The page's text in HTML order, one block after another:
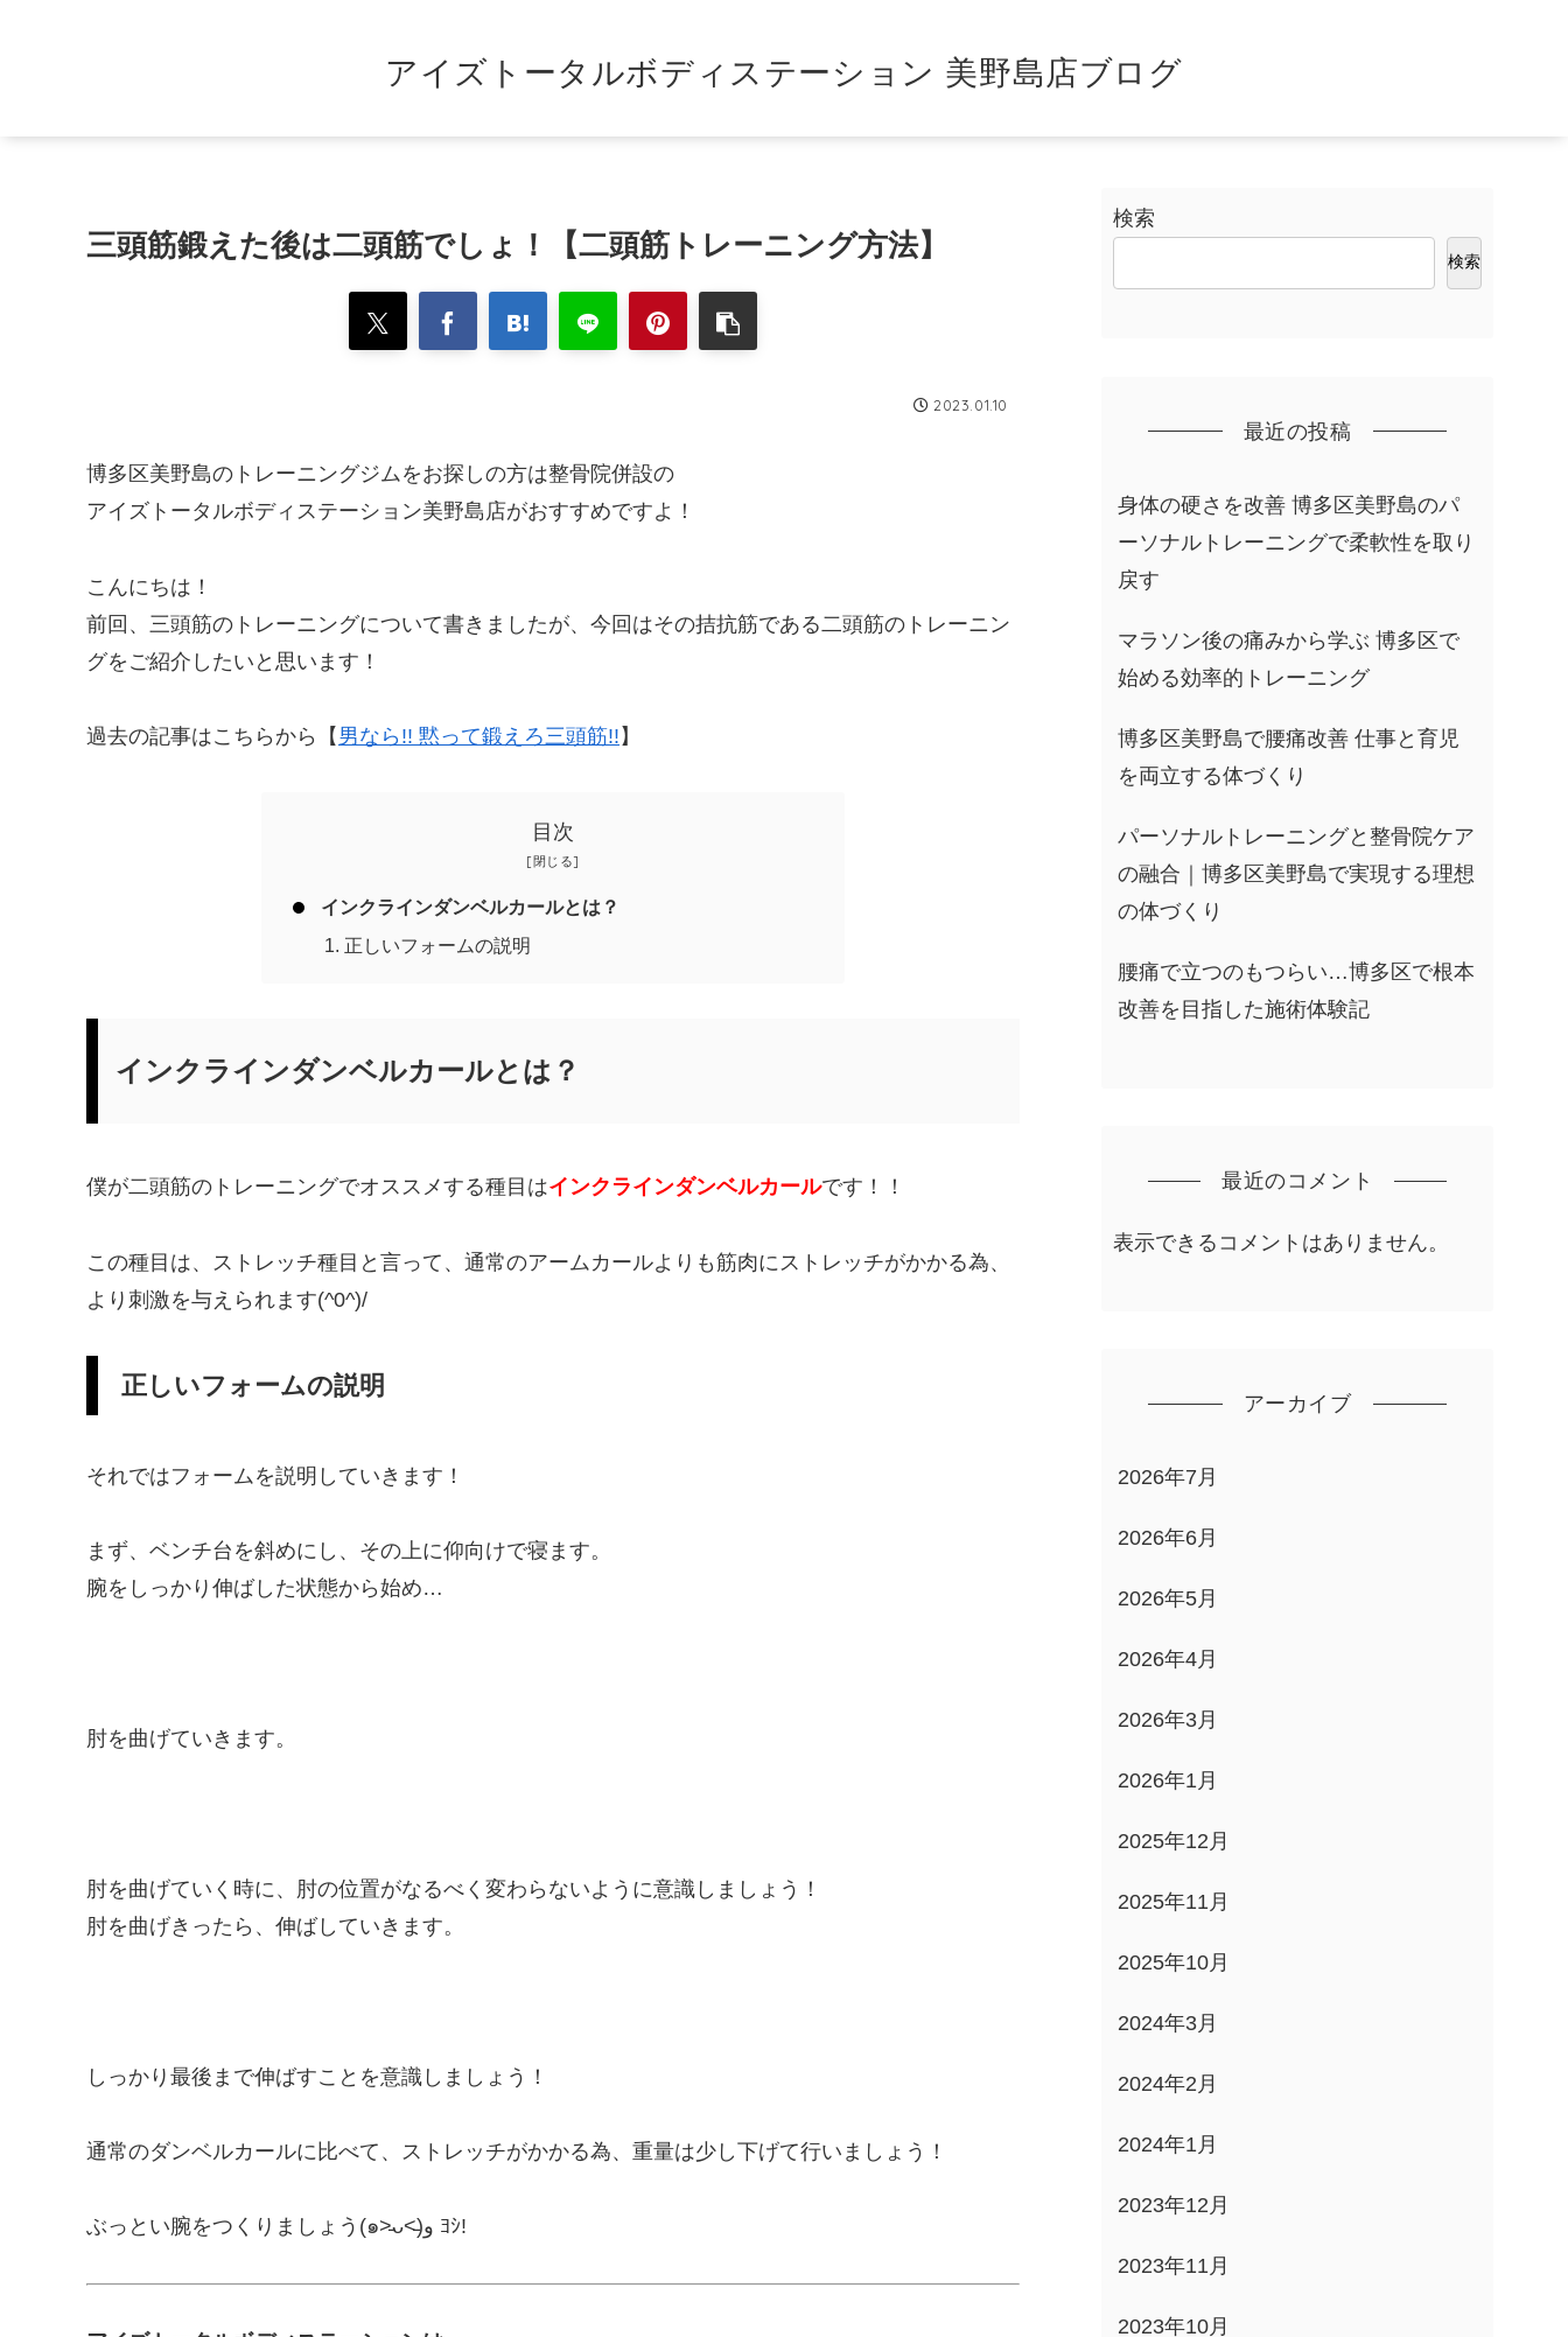
アイズトータルボディステーション 美野島店ブログ
三頭筋鍛えた後は二頭筋でしょ！【二頭筋トレーニング方法】
2023.01.10
博多区美野島のトレーニングジムをお探しの方は整骨院併設の
アイズトータルボディステーション美野島店がおすすめですよ！
こんにちは！
前回、三頭筋のトレーニングについて書きましたが、今回はその拮抗筋である二頭筋のトレーニン
グをご紹介したいと思います！
過去の記事はこちらから【 男なら!! 黙って鍛えろ三頭筋!! 】
目次
インクラインダンベルカールとは？
正しいフォームの説明
インクラインダンベルカールとは？
僕が二頭筋のトレーニングでオススメする種目はインクラインダンベルカールです！！
この種目は、ストレッチ種目と言って、通常のアームカールよりも筋肉にストレッチがかかる為、
より刺激を与えられます(^0^)/
正しいフォームの説明
それではフォームを説明していきます！
まず、ベンチ台を斜めにし、その上に仰向けで寝ます。
腕をしっかり伸ばした状態から始め…
肘を曲げていきます。
肘を曲げていく時に、肘の位置がなるべく変わらないように意識しましょう！
肘を曲げきったら、伸ばしていきます。
しっかり最後まで伸ばすことを意識しましょう！
通常のダンベルカールに比べて、ストレッチがかかる為、重量は少し下げて行いましょう！
ぶっとい腕をつくりましょう(๑˃̵ᴗ˂̵)و ﾖｼ!
検索
検索
最近の投稿
身体の硬さを改善 博多区美野島のパ
ーソナルトレーニングで柔軟性を取り
戻す
マラソン後の痛みから学ぶ 博多区で
始める効率的トレーニング
博多区美野島で腰痛改善 仕事と育児
を両立する体づくり
パーソナルトレーニングと整骨院ケア
の融合｜博多区美野島で実現する理想
の体づくり
腰痛で立つのもつらい…博多区で根本
改善を目指した施術体験記
最近のコメント
表示できるコメントはありません。
アーカイブ
2026年7月
2026年6月
2026年5月
2026年4月
2026年3月
2026年1月
2025年12月
2025年11月
2025年10月
2024年3月
2024年2月
2024年1月
2023年12月
2023年11月
2023年10月